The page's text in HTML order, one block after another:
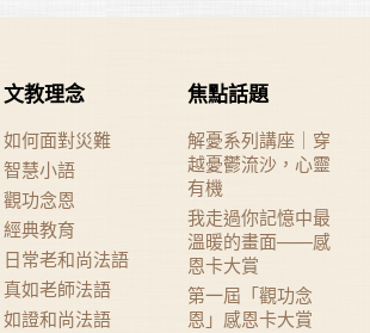
文教理念
如何面對災難
智慧小語
觀功念恩
經典教育
日常老和尚法語
真如老師法語
如證和尚法語
焦點話題
解憂系列講座｜穿
越憂鬱流沙，心靈
有機
我走過你記憶中最
溫暖的畫面——感
恩卡大賞
第一屆「觀功念
恩」感恩卡大賞